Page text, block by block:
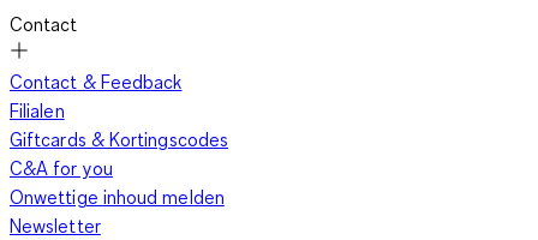
Contact
Contact & Feedback
Filialen
Giftcards & Kortingscodes
C&A for you
Onwettige inhoud melden
Newsletter